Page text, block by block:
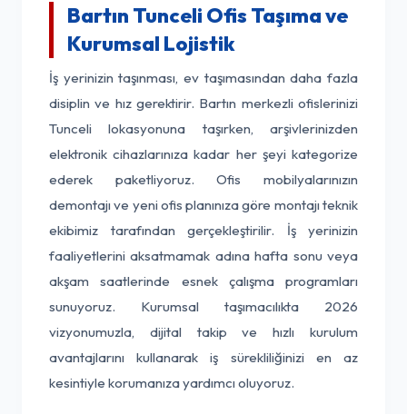
Bartın Tunceli Ofis Taşıma ve
Kurumsal Lojistik
İş yerinizin taşınması, ev taşımasından daha fazla
disiplin ve hız gerektirir. Bartın merkezli ofislerinizi
Tunceli lokasyonuna taşırken, arşivlerinizden
elektronik cihazlarınıza kadar her şeyi kategorize
ederek paketliyoruz. Ofis mobilyalarınızın
demontajı ve yeni ofis planınıza göre montajı teknik
ekibimiz tarafından gerçekleştirilir. İş yerinizin
faaliyetlerini aksatmamak adına hafta sonu veya
akşam saatlerinde esnek çalışma programları
sunuyoruz. Kurumsal taşımacılıkta 2026
vizyonumuzla, dijital takip ve hızlı kurulum
avantajlarını kullanarak iş sürekliliğinizi en az
kesintiyle korumanıza yardımcı oluyoruz.